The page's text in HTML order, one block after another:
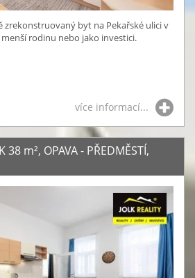
zrekonstruovaný byt na Pekařské ulici v
rodinu nebo jako investici.
více informací...
38 m², OPAVA - PŘEDMĚSTÍ,